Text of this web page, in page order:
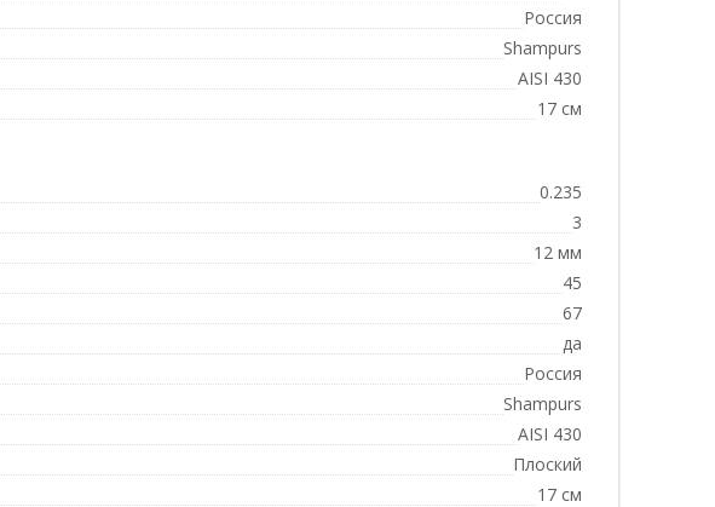
Россия
Shampurs
AISI 430
17 см
0.235
3
12 мм
45
67
да
Россия
Shampurs
AISI 430
Плоский
17 см